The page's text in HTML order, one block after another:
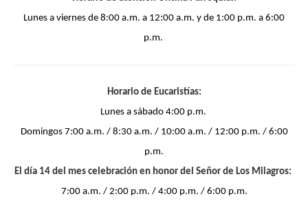
Lunes a viernes de 8:00 a.m. a 12:00 a.m. y de 1:00 p.m. a 6:00
p.m.
Horario de Eucaristías:
Lunes a sábado 4:00 p.m.
Domingos 7:00 a.m. / 8:30 a.m. / 10:00 a.m. / 12:00 p.m. / 6:00
p.m.
El día 14 del mes celebración en honor del Señor de Los Milagros:
7:00 a.m. / 2:00 p.m. / 4:00 p.m. / 6:00 p.m.